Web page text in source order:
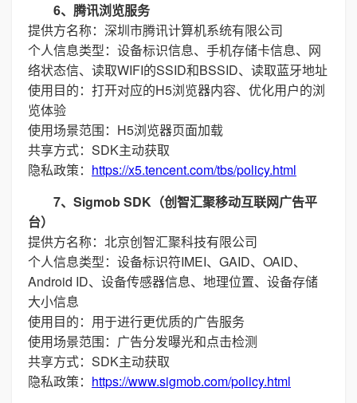
6、腾讯浏览服务
提供方名称：深圳市腾讯计算机系统有限公司
个人信息类型：设备标识信息、手机存储卡信息、网
络状态信、读取WIFI的SSID和BSSID、读取蓝牙地址
使用目的：打开对应的H5浏览器内容、优化用户的浏
览体验
使用场景范围：H5浏览器页面加载
共享方式：SDK主动获取
隐私政策： https://x5.tencent.com/tbs/policy.html
7、Sigmob SDK（创智汇聚移动互联网广告平
台）
提供方名称：北京创智汇聚科技有限公司
个人信息类型：设备标识符IMEI、GAID、OAID、
Android ID、设备传感器信息、地理位置、设备存储
大小信息
使用目的：用于进行更优质的广告服务
使用场景范围：广告分发曝光和点击检测
共享方式：SDK主动获取
隐私政策： https://www.sigmob.com/policy.html